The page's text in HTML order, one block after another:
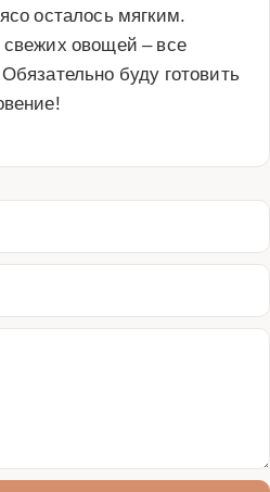
осталось мягким.
овощей – все
буду готовить